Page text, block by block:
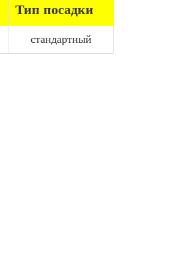
Тип посадки
стандартный